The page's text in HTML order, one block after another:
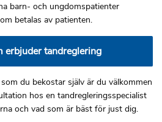
barn- och ungdomspatienter
betalas av patienten.
erbjuder tandreglering
du bekostar själv är du välkommen
hos en tandregleringsspecialist
och vad som är bäst för just dig.